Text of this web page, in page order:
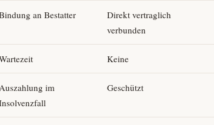
an Bestatter
Direkt vertraglich
verbunden
Keine
im
Geschützt